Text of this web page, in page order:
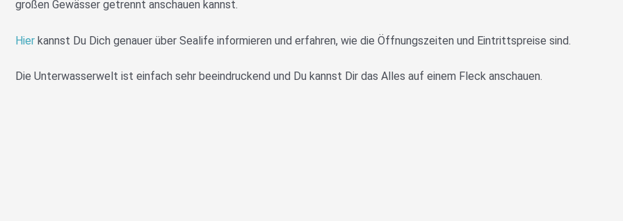
großen Gewässer getrennt anschauen kannst.
Hier kannst Du Dich genauer über Sealife informieren und erfahren, wie die Öffnungszeiten und Eintrittspreise sind.
Die Unterwasserwelt ist einfach sehr beeindruckend und Du kannst Dir das Alles auf einem Fleck anschauen.